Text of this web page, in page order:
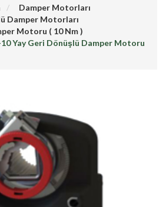
Damper Motorları
Damper Motorları
Motoru ( 10 Nm )
Yay Geri Dönüşlü Damper Motoru